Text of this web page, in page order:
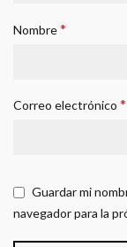
Nombre*
Correo electrónico *
Guardar mi
navegador para la